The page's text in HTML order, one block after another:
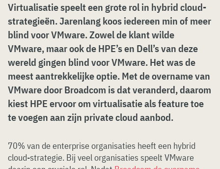
Virtualisatie speelt een grote rol in hybrid cloud-
strategieën. Jarenlang koos iedereen min of meer
blind voor VMware. Zowel de klant wilde
VMware, maar ook de HPE’s en Dell’s van deze
wereld gingen blind voor VMware. Het was de
meest aantrekkelijke optie. Met de overname van
VMware door Broadcom is dat veranderd, daarom
kiest HPE ervoor om virtualisatie als feature toe
te voegen aan zijn private cloud aanbod.
70% van de enterprise organisaties heeft een hybrid
cloud-strategie. Bij veel organisaties speelt VMware